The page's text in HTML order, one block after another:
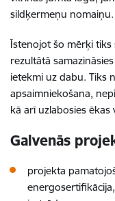
sildķermeņu nomaiņu.
Īstenojot šo mērķi tiks
rezultātā
ietekmi uz dabu. Tiks
apsaimniekošana,
kā arī uzlabosies ēkas
Galvenās
projekta